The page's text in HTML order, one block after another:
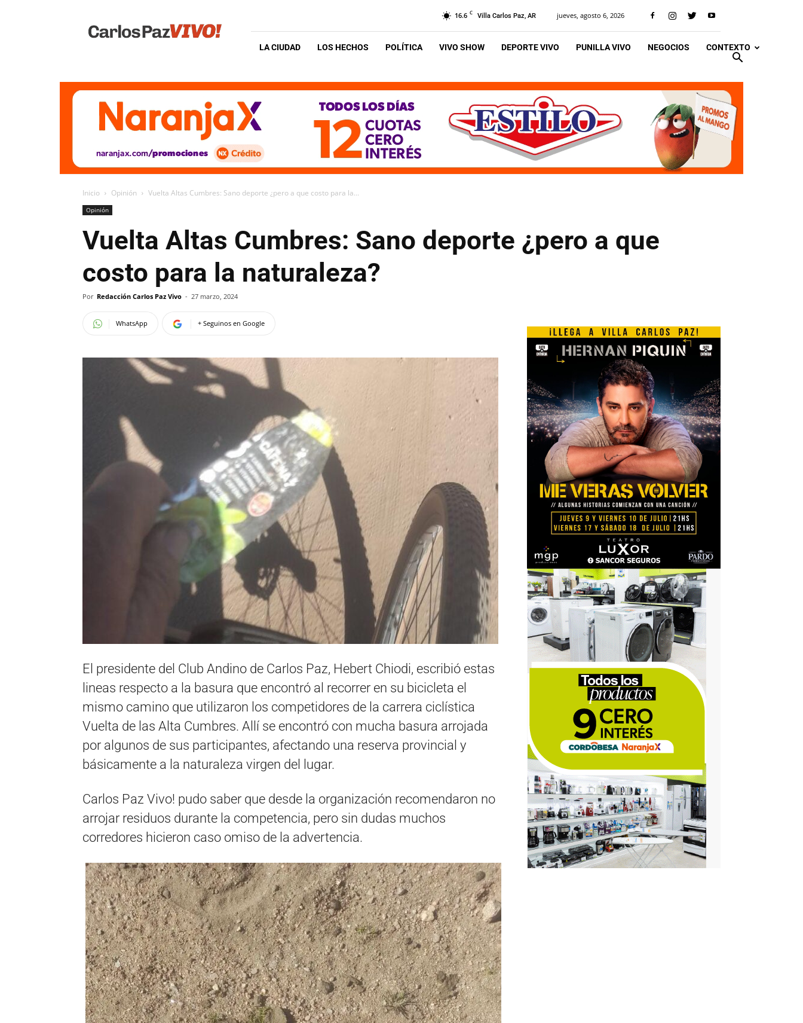
Vivo
16.6 C Villa Carlos Paz, AR jueves, agosto 6, 2026
LA CIUDAD LOS HECHOS POLÍTICA VIVO SHOW DEPORTE VIVO PUNILLA VIVO NEGOCIOS CONTEXTO
Inicio Opinión Vuelta Altas Cumbres: Sano deporte ¿pero a que costo para la...
Opinión
Vuelta Altas Cumbres: Sano deporte ¿pero a que
costo para la naturaleza?
Por Redacción Carlos Paz Vivo - 27 marzo, 2024
WhatsApp + Seguinos en Google
El presidente del Club Andino de Carlos Paz, Hebert Chiodi, escribió estas
lineas respecto a la basura que encontró al recorrer en su bicicleta el
mismo camino que utilizaron los competidores de la carrera ciclística
Vuelta de las Alta Cumbres. Allí se encontró con mucha basura arrojada
por algunos de sus participantes, afectando una reserva provincial y
básicamente a la naturaleza virgen del lugar.
Carlos Paz Vivo! pudo saber que desde la organización recomendaron no
arrojar residuos durante la competencia, pero sin dudas muchos
corredores hicieron caso omiso de la advertencia.